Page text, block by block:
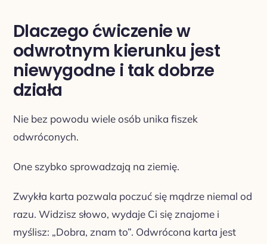
Dlaczego ćwiczenie w
odwrotnym kierunku jest
niewygodne i tak dobrze
działa
Nie bez powodu wiele osób unika fiszek
odwróconych.
One szybko sprowadzają na ziemię.
Zwykła karta pozwala poczuć się mądrze niemal od
razu. Widzisz słowo, wydaje Ci się znajome i
myślisz: „Dobra, znam to”. Odwrócona karta jest